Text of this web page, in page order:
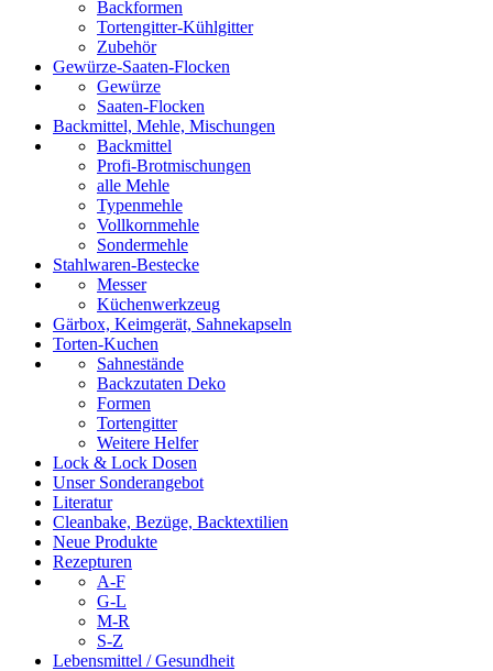
Backformen
Tortengitter-Kühlgitter
Zubehör
Gewürze-Saaten-Flocken
Gewürze
Saaten-Flocken
Backmittel, Mehle, Mischungen
Backmittel
Profi-Brotmischungen
alle Mehle
Typenmehle
Vollkornmehle
Sondermehle
Stahlwaren-Bestecke
Messer
Küchenwerkzeug
Gärbox, Keimgerät, Sahnekapseln
Torten-Kuchen
Sahnestände
Backzutaten Deko
Formen
Tortengitter
Weitere Helfer
Lock & Lock Dosen
Unser Sonderangebot
Literatur
Cleanbake, Bezüge, Backtextilien
Neue Produkte
Rezepturen
A-F
G-L
M-R
S-Z
Lebensmittel / Gesundheit